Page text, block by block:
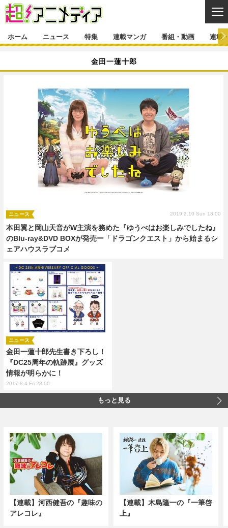
ゲーム・アプリ
映画 音楽
グッズ イベント
声優 コスプレ
舞台 新帝スタ
特集一覧 カバー
インタビュー レポート
ラキりす
連載マンガ
連載マンガ一覧 連載一覧
番組・動画
番組・動画一覧 ラジオ
動画
連載・ブログ
連載・ブログ一覧 コラム
編集部ブログ・お知らせ
ホーム ニュース 特集 連載マンガ 番組・動画 連載
金田一蓮十郎
本田翼と岡山天音がW主演を務めた『ゆうべはお楽しみでしたね』
のBlu-ray&DVD BOXが発売ー「ドラゴンクエスト」から始まるシ
ェアハウスラブコメ
ニュース 2019.2.10 Sun 18:00
金田一蓮十郎先生書き下ろし！
『DC25周年の軌跡展』グッズ
情報が明らかに！
ニュース
2017.8.4 Fri 23:00
もっと見る
【連載】河西健吾の『趣味の
アレコレ』
【連載】木島隆一の『一筆啓
上』